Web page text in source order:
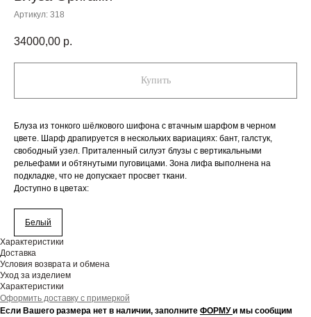
Артикул: 318
34000,00 р.
Купить
Блуза из тонкого шёлкового шифона с втачным шарфом в черном
цвете. Шарф драпируется в нескольких вариациях: бант, галстук,
свободный узел. Приталенный силуэт блузы с вертикальными
рельефами и обтянутыми пуговицами. Зона лифа выполнена на
подкладке, что не допускает просвет ткани.
Доступно в цветах:
Белый
Характеристики
Доставка
Условия возврата и обмена
Уход за изделием
Характеристики
Оформить доставку с примеркой
Если Вашего размера нет в наличии, заполните ФОРМУи мы сообщим